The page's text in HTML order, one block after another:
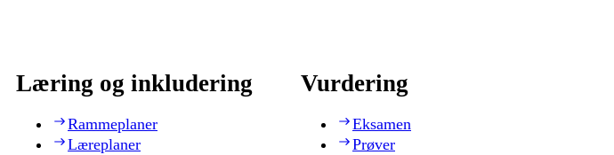
Læring og inkludering
Rammeplaner
Læreplaner
Vurdering
Eksamen
Prøver